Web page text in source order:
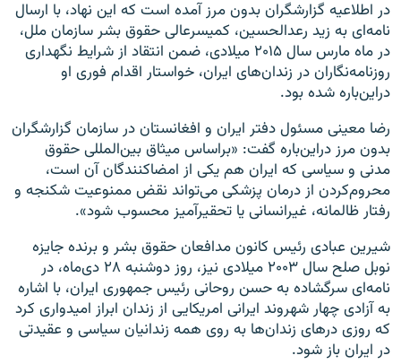
در اطلاعیه گزارشگران بدون مرز آمده است که این نهاد، با ارسال
نامه‌ای به زید رعدالحسین، کمیسرعالی حقوق بشر سازمان ملل،
در ماه مارس سال ۲۰۱۵ میلادی، ضمن انتقاد از شرایط نگهداری
روزنامه‌نگاران در زندان‌های ایران، خواستار اقدام فوری او
دراین‌باره شده بود.
رضا معینی مسئول دفتر ایران و افغانستان در سازمان گزارشگران
بدون مرز دراین‌باره گفت: «براساس میثاق بین‌المللی حقوق
مدنی و سیاسی که ایران هم یکی از امضاکنندگان آن است،
محروم‌کردن از درمان پزشکی می‌تواند نقض ممنوعیت شکنجه و
رفتار ظالمانه، غیرانسانی یا تحقیرآمیز محسوب شود».
شیرین عبادی رئیس کانون مدافعان حقوق بشر و برنده جایزه
نوبل صلح سال ۲۰۰۳ میلادی نیز، روز دوشنبه ۲۸ دی‌ماه، در
نامه‌ای سرگشاده به حسن روحانی رئیس جمهوری ایران، با اشاره
به آزادی چهار شهروند ایرانی امریکایی از زندان ابراز امیدواری کرد
که روزی درهای زندان‌ها به روی همه زندانیان سیاسی و عقیدتی
در ایران باز شود.